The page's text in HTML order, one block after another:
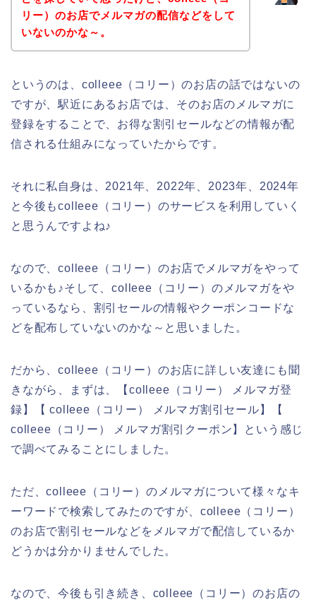
リー）のお店でメルマガの配信などをして
いないのかな～。
というのは、colleee（コリー）のお店の話ではないの
ですが、駅近にあるお店では、そのお店のメルマガに
登録をすることで、お得な割引セールなどの情報が配
信される仕組みになっていたからです。
それに私自身は、2021年、2022年、2023年、2024年
と今後もcolleee（コリー）のサービスを利用していく
と思うんですよね♪
なので、colleee（コリー）のお店でメルマガをやって
いるかも♪そして、colleee（コリー）のメルマガをや
っているなら、割引セールの情報やクーポンコードな
どを配布していないのかな～と思いました。
だから、colleee（コリー）のお店に詳しい友達にも聞
きながら、まずは、【colleee（コリー） メルマガ登
録】【 colleee（コリー） メルマガ割引セール】【
colleee（コリー） メルマガ割引クーポン】という感じ
で調べてみることにしました。
ただ、colleee（コリー）のメルマガについて様々なキ
ーワードで検索してみたのですが、colleee（コリー）
のお店で割引セールなどをメルマガで配信しているか
どうかは分かりませんでした。
なので、今後も引き続き、colleee（コリー）のお店の